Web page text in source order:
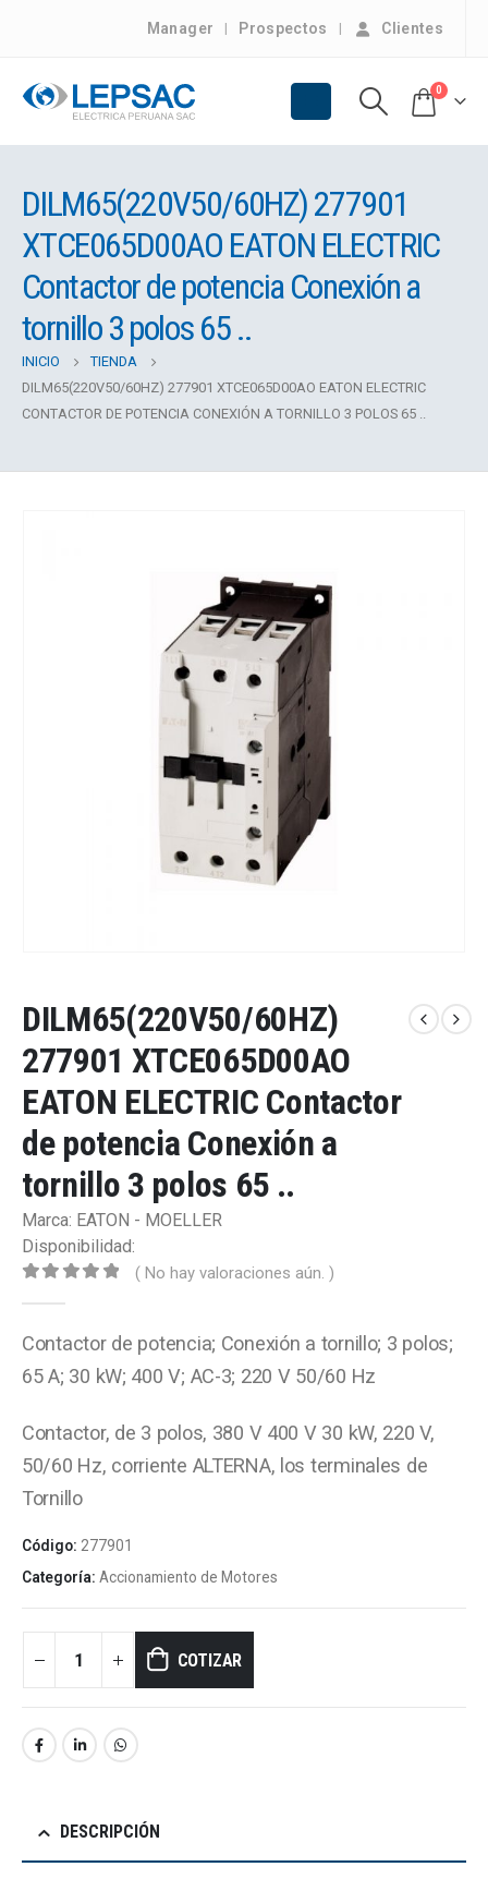
Manager Prospectos Clientes
0
DILM65(220V50/60HZ) 277901
XTCE065D00AO EATON ELECTRIC
Contactor de potencia Conexión a
tornillo 3 polos 65 ..
INICIO
TIENDA
DILM65(220V50/60HZ) 277901 XTCE065D00AO EATON ELECTRIC
CONTACTOR DE POTENCIA CONEXIÓN A TORNILLO 3 POLOS 65 ..
DILM65(220V50/60HZ)
277901 XTCE065D00AO
EATON ELECTRIC Contactor
de potencia Conexión a
tornillo 3 polos 65 ..
Marca: EATON - MOELLER
Disponibilidad:
( No hay valoraciones aún. )
Contactor de potencia; Conexión a tornillo; 3 polos;
65 A; 30 kW; 400 V; AC-3; 220 V 50/60 Hz
Contactor, de 3 polos, 380 V 400 V 30 kW, 220 V,
50/60 Hz, corriente ALTERNA, los terminales de
Tornillo
Código: 277901
Categoría: Accionamiento de Motores
COTIZAR
DESCRIPCIÓN